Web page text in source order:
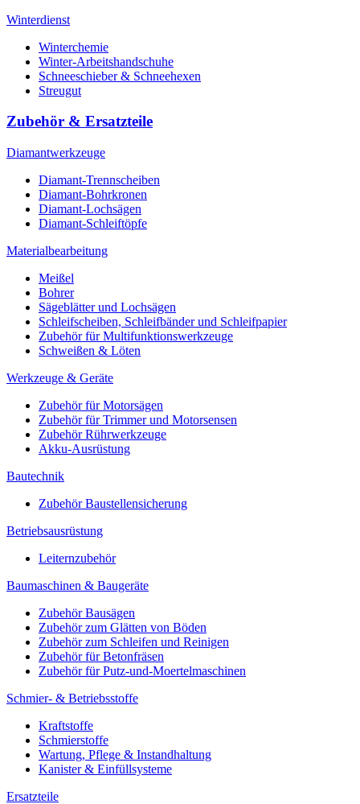
Winterdienst
Winterchemie
Winter-Arbeitshandschuhe
Schneeschieber & Schneehexen
Streugut
Zubehör & Ersatzteile
Diamantwerkzeuge
Diamant-Trennscheiben
Diamant-Bohrkronen
Diamant-Lochsägen
Diamant-Schleiftöpfe
Materialbearbeitung
Meißel
Bohrer
Sägeblätter und Lochsägen
Schleifscheiben, Schleifbänder und Schleifpapier
Zubehör für Multifunktionswerkzeuge
Schweißen & Löten
Werkzeuge & Geräte
Zubehör für Motorsägen
Zubehör für Trimmer und Motorsensen
Zubehör Rührwerkzeuge
Akku-Ausrüstung
Bautechnik
Zubehör Baustellensicherung
Betriebsausrüstung
Leiternzubehör
Baumaschinen & Baugeräte
Zubehör Bausägen
Zubehör zum Glätten von Böden
Zubehör zum Schleifen und Reinigen
Zubehör für Betonfräsen
Zubehör für Putz-und-Moertelmaschinen
Schmier- & Betriebsstoffe
Kraftstoffe
Schmierstoffe
Wartung, Pflege & Instandhaltung
Kanister & Einfüllsysteme
Ersatzteile